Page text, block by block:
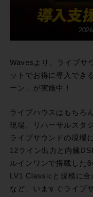
Wavesより、ライブサ
ットでお得に導入でき
ーン」が実施中！
ライブハウスはもちろ
現場、リハーサルスタ
ライブサウンドの現場
12ライン出力と内臓
ルインワンで搭載した
LV1 Classicと規模に
など、いますぐライブ